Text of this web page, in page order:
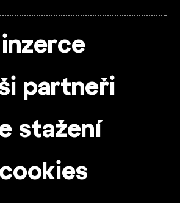
inzerce
partneři
stažení
cookies